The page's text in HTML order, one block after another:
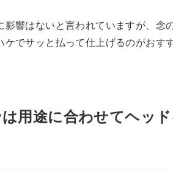
影響はないと言われていますが、念
ケでサッと払って仕上げるのがおす
用途に合わせてヘッ